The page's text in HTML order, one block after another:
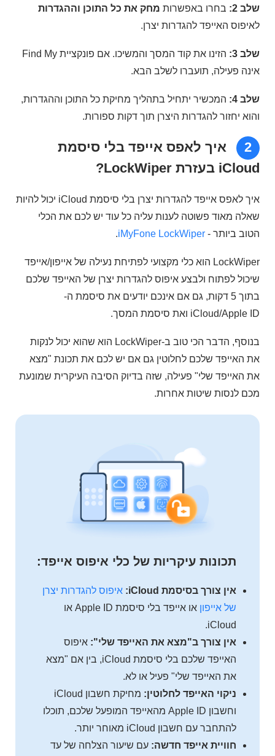
שלב 2: בחרו באפשרות מחק את כל התוכן וההגדרות
לאיפוס האייפד להגדרות יצרן.
שלב 3:
הזינו את קוד המסך והמשיכו. אם פונקציית Find My
אינה פעילה, תועברו לשלב הבא.
שלב 4:
המכשיר יתחיל בתהליך מחיקת כל התוכן וההגדרות,
והוא יחזור להגדרות היצרן תוך דקות ספורות.
2
איך לאפס אייפד בלי סיסמת
iCloud בעזרת LockWiper?
איך לאפס אייפד להגדרות יצרן בלי סיסמת iCloud יכול להיות
שאלה מאוד פשוטה לענות עליה כל עוד יש לכם את הכלי
הטוב ביותר - iMyFone LockWiper
.
LockWiper הוא כלי מקצועי לפתיחת נעילה של אייפון/אייפד
שיכול לפתוח ולבצע איפוס להגדרות יצרן של האייפד שלכם
בתוך 5 דקות, גם אם אינכם יודעים את סיסמת ה-
iCloud/Apple ID ואת סיסמת המסך.
בנוסף, הדבר הכי טוב ב-LockWiper הוא שהוא יכול לנקות
את האייפד שלכם לחלוטין גם אם יש לכם את תכונת "מצא
את האייפד שלי" פעילה, שזה בדיוק הסיבה העיקרית שמונעת
מכם לנסות שיטות אחרות.
תכונות עיקריות של כלי איפוס אייפד:
אין צורך בסיסמת iCloud:
איפוס להגדרות יצרן
של אייפון
או אייפד בלי סיסמת Apple ID או
iCloud.
אין צורך ב"מצא את האייפד שלי": איפוס
האייפד שלכם בלי סיסמת iCloud, בין אם "מצא
את האייפד שלי" פעיל או לא.
ניקוי האייפד לחלוטין:
מחיקת חשבון iCloud
וחשבון Apple ID מהאייפד המופעל שלכם, תוכלו
להתחבר עם חשבון iCloud מאוחר יותר.
חוויית אייפד חדשה: עם שיעור הצלחה של עד